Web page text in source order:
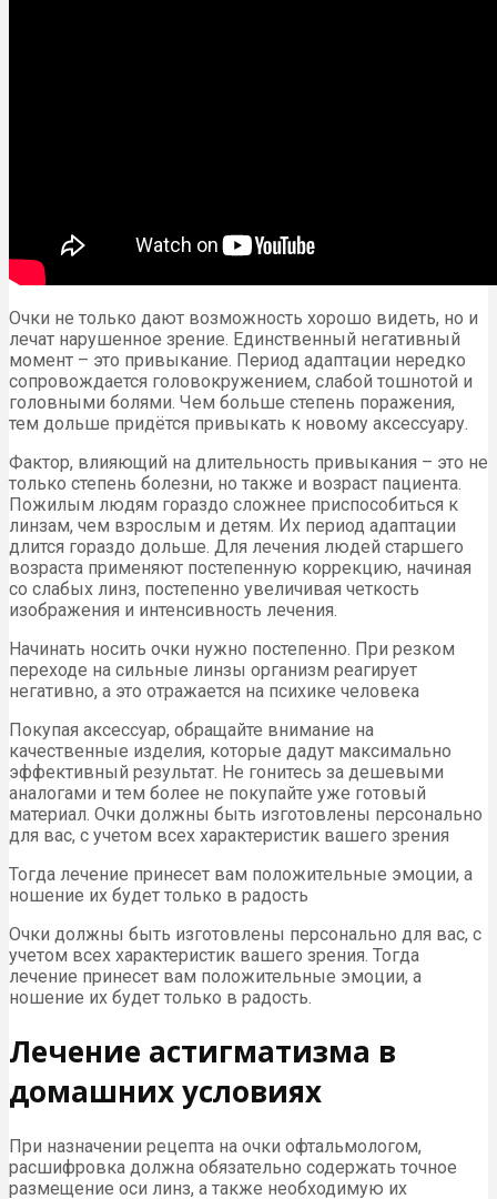
Очки не только дают возможность хорошо видеть, но и
лечат нарушенное зрение. Единственный негативный
момент – это привыкание. Период адаптации нередко
сопровождается головокружением, слабой тошнотой и
головными болями. Чем больше степень поражения,
тем дольше придётся привыкать к новому аксессуару.
Фактор, влияющий на длительность привыкания – это не
только степень болезни, но также и возраст пациента.
Пожилым людям гораздо сложнее приспособиться к
линзам, чем взрослым и детям. Их период адаптации
длится гораздо дольше. Для лечения людей старшего
возраста применяют постепенную коррекцию, начиная
со слабых линз, постепенно увеличивая четкость
изображения и интенсивность лечения.
Начинать носить очки нужно постепенно. При резком
переходе на сильные линзы организм реагирует
негативно, а это отражается на психике человека
Покупая аксессуар, обращайте внимание на
качественные изделия, которые дадут максимально
эффективный результат. Не гонитесь за дешевыми
аналогами и тем более не покупайте уже готовый
материал. Очки должны быть изготовлены персонально
для вас, с учетом всех характеристик вашего зрения
Тогда лечение принесет вам положительные эмоции, а
ношение их будет только в радость
Очки должны быть изготовлены персонально для вас, с
учетом всех характеристик вашего зрения. Тогда
лечение принесет вам положительные эмоции, а
ношение их будет только в радость.
Лечение астигматизма в
домашних условиях
При назначении рецепта на очки офтальмологом,
расшифровка должна обязательно содержать точное
размещение оси линз, а также необходимую их